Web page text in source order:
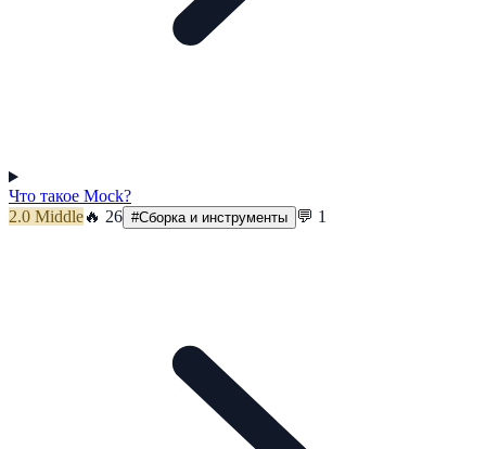
Что такое Mock?
2.0 Middle🔥 26 #Сборка и инструменты 💬 1